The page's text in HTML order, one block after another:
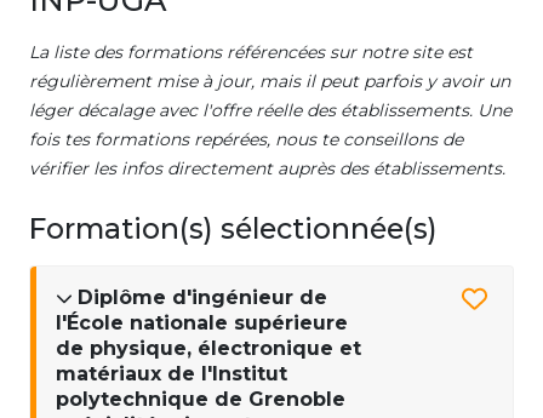
La liste des formations référencées sur notre site est
régulièrement mise à jour, mais il peut parfois y avoir un
léger décalage avec l'offre réelle des établissements. Une
fois tes formations repérées, nous te conseillons de
vérifier les infos directement auprès des établissements.
Formation(s) sélectionnée(s)
Diplôme d'ingénieur de
l'École nationale supérieure
de physique, électronique et
matériaux de l'Institut
polytechnique de Grenoble